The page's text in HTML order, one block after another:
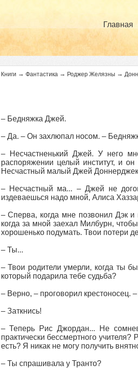
Главная
Книги → Фантастика → Роджер Желязны →
– Бедняжка Джей.
– Да. – Он захлюпал носом. –
– Несчастненький Джей. У него
распоряжении целый институт, и
Несчастный малый Джей
– Несчастный ма... – Джей не
издеваешься надо мной, Алиса
– Сперва, когда мне позвонил Дэк
когда за мной заехал Милбурн,
хорошенько подумать. Твои потери
– Ты...
– Твои родители умерли, когда ты
который подарила тебе судьба?
– Верно, – проговорил крестоносец.
– Заткнись!
– Теперь Рис Джордан... Не
практически бессмертного
есть? Я никак не могу получить
– Ты спрашивала у Транто?